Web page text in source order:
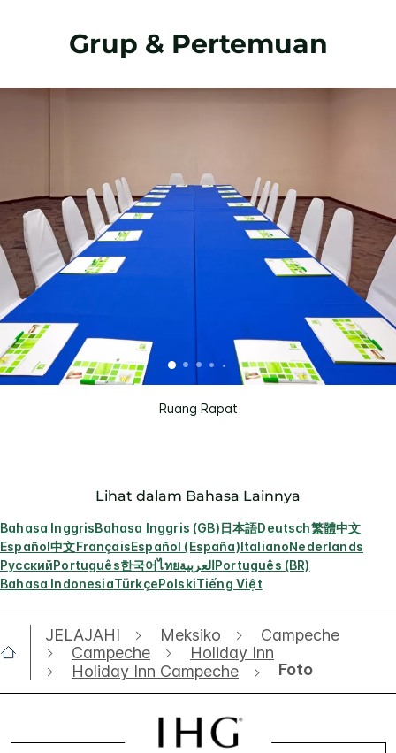
Grup & Pertemuan
Ruang Rapat
Lihat dalam Bahasa Lainnya
Bahasa InggrisBahasa Inggris (GB)日本語Deutsch繁體中文
Español中文FrançaisEspañol (España)ItalianoNederlands
РусскийPortuguês한국어ไทยالعربيةPortuguês (BR)
Bahasa IndonesiaTürkçePolskiTiếng Việt
JELAJAHI Meksiko
Campeche
Campeche
Holiday Inn
Holiday Inn Campeche
Foto